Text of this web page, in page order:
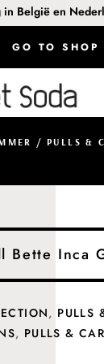
in België en
GO TO SHOP
/ PULLS &
Bette Inca
, PULLS
, PULLS &